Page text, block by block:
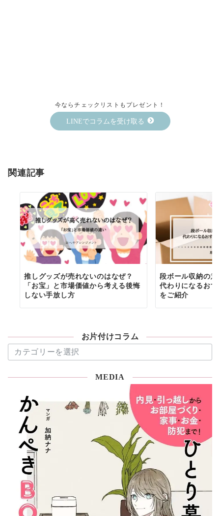
今ならチェックリストもプレゼント！
LINEでコラムを受け取る
関連記事
推しグッズが売れないのはなぜ？
「お宝」と市場価値から考える後悔
しない手放し方
段ボール収納の
代わりになるお
をご紹介
お片付けコラム
片
MEDIA